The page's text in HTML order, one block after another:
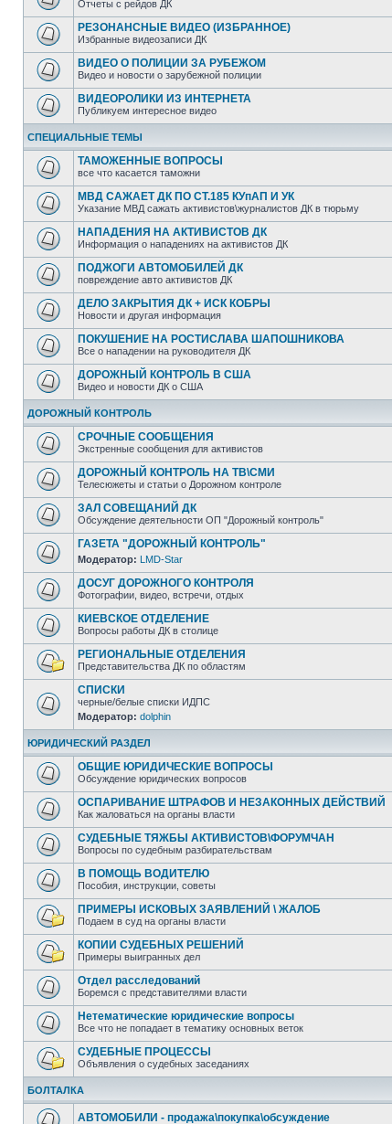
Отчеты с рейдов ДК
РЕЗОНАНСНЫЕ ВИДЕО (ИЗБРАННОЕ)
Избранные видеозаписи ДК
ВИДЕО О ПОЛИЦИИ ЗА РУБЕЖОМ
Видео и новости о зарубежной полиции
ВИДЕОРОЛИКИ ИЗ ИНТЕРНЕТА
Публикуем интересное видео
СПЕЦИАЛЬНЫЕ ТЕМЫ
ТАМОЖЕННЫЕ ВОПРОСЫ
все что касается таможни
МВД САЖАЕТ ДК ПО СТ.185 КУпАП И УК
Указание МВД сажать активистов\журналистов ДК в тюрьму
НАПАДЕНИЯ НА АКТИВИСТОВ ДК
Информация о нападениях на активистов ДК
ПОДЖОГИ АВТОМОБИЛЕЙ ДК
повреждение авто активистов ДК
ДЕЛО ЗАКРЫТИЯ ДК + ИСК КОБРЫ
Новости и другая информация
ПОКУШЕНИЕ НА РОСТИСЛАВА ШАПОШНИКОВА
Все о нападении на руководителя ДК
ДОРОЖНЫЙ КОНТРОЛЬ В США
Видео и новости ДК о США
ДОРОЖНЫЙ КОНТРОЛЬ
СРОЧНЫЕ СООБЩЕНИЯ
Экстренные сообщения для активистов
ДОРОЖНЫЙ КОНТРОЛЬ НА ТВ\СМИ
Телесюжеты и статьи о Дорожном контроле
ЗАЛ СОВЕЩАНИЙ ДК
Обсуждение деятельности ОП "Дорожный контроль"
ГАЗЕТА "ДОРОЖНЫЙ КОНТРОЛЬ"
Модератор: LMD-Star
ДОСУГ ДОРОЖНОГО КОНТРОЛЯ
Фотографии, видео, встречи, отдых
КИЕВСКОЕ ОТДЕЛЕНИЕ
Вопросы работы ДК в столице
РЕГИОНАЛЬНЫЕ ОТДЕЛЕНИЯ
Представительства ДК по областям
СПИСКИ
черные/белые списки ИДПС
Модератор: dolphin
ЮРИДИЧЕСКИЙ РАЗДЕЛ
ОБЩИЕ ЮРИДИЧЕСКИЕ ВОПРОСЫ
Обсуждение юридических вопросов
ОСПАРИВАНИЕ ШТРАФОВ И НЕЗАКОННЫХ ДЕЙСТВИЙ
Как жаловаться на органы власти
СУДЕБНЫЕ ТЯЖБЫ АКТИВИСТОВ\ФОРУМЧАН
Вопросы по судебным разбирательствам
В ПОМОЩЬ ВОДИТЕЛЮ
Пособия, инструкции, советы
ПРИМЕРЫ ИСКОВЫХ ЗАЯВЛЕНИЙ \ ЖАЛОБ
Подаем в суд на органы власти
КОПИИ СУДЕБНЫХ РЕШЕНИЙ
Примеры выигранных дел
Отдел расследований
Боремся с представителями власти
Нетематические юридические вопросы
Все что не попадает в тематику основных веток
СУДЕБНЫЕ ПРОЦЕССЫ
Объявления о судебных заседаниях
БОЛТАЛКА
АВТОМОБИЛИ - продажа\покупка\обсуждение